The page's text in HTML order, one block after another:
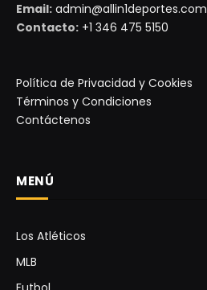
Email: admin@allin1deportes.com
Contacto: +1 346 475 5150
Política de Privacidad y Cookies
Términos y Condiciones
Contáctenos
MENÚ
Los Atléticos
MLB